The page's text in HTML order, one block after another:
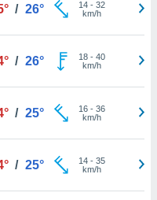
/ 26° 14- 32
km/h
/ 26° 18- 40
km/h
/ 25° 16- 36
km/h
/ 25° 14- 35
km/h